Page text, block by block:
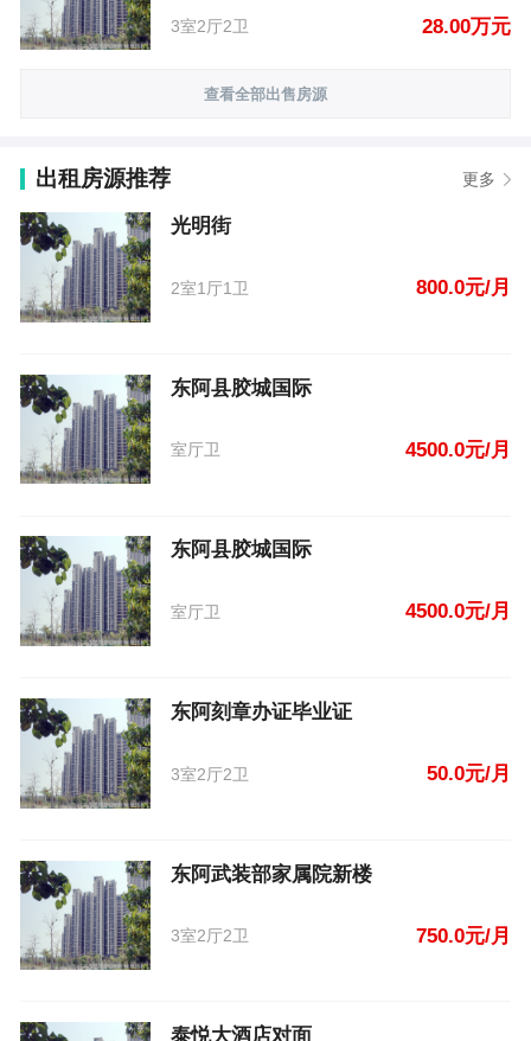
3室2厅2卫 28.00万元
查看全部出售房源
出租房源推荐 更多
光明街
2室1厅1卫 800.0元/月
东阿县胶城国际
室厅卫 4500.0元/月
东阿县胶城国际
室厅卫 4500.0元/月
东阿刻章办证毕业证
3室2厅2卫 50.0元/月
东阿武装部家属院新楼
3室2厅2卫 750.0元/月
泰悦大酒店对面